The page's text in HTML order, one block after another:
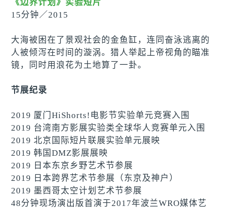
《边界计划》实验短片
15分钟／2015
大海被困在了景观社会的金鱼缸，连同奋泳逃离的
人被倾泻在时间的漩涡。猎人举起上帝视角的瞄准
镜，同时用浪花为土地算了一卦。
节展纪录
2019 厦门HiShorts!电影节实验单元竞赛入围
2019 台湾南方影展实验类全球华人竞赛单元入围
2019 北京国际短片联展实验单元展映
2019 韩国DMZ影展展映
2019 日本东京乡野艺术节参展
2019 日本跨界艺术节参展（东京及神户）
2019 墨西哥太空计划艺术节参展
48分钟现场演出版首演于2017年波兰WRO媒体艺